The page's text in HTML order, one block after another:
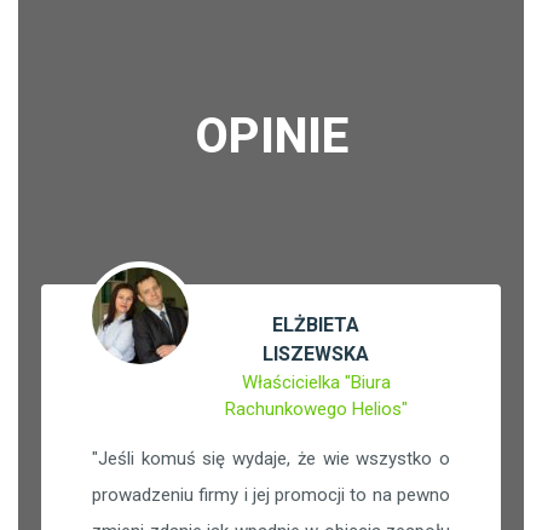
OPINIE
ELŻBIETA
LISZEWSKA
Właścicielka "Biura
Rachunkowego Helios"
"Jeśli komuś się wydaje, że wie wszystko o
prowadzeniu firmy i jej promocji to na pewno